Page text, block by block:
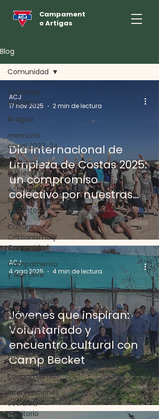
Campament
o Artigas
Blog
Todas las
entradas
Al agua
memoria
anual 2023-24
Infancia y
adolecencia
Actividad,
Salud, Deporte
y Eventos
Cultura,
Cristianismo y
Comunidad
Campamento
y Aire Libre
Capacitaciones
y Participación
Dimensión
Nacional e
Internacion
Obras,
Remodelaciones,
Equipamiento
Intervenciones
Sociales,
Territorio
Comunidad
Día Internacional de
Limpieza de Costas 2025:
un compromiso
colectivo por nuestras
playas
ACJ
17 nov 2025
2 min de lectura
Jóvenes que inspiran:
Voluntariado y
encuentro cultural con
Camp Becket
ACJ
4 ago 2025
4 min de lectura